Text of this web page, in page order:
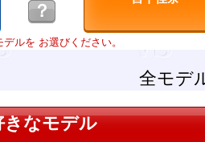
？
ルを お選びください。
全モデ
きなモデル